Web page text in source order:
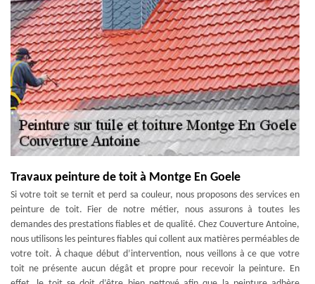
Travaux peinture de toit à Montge En Goele
Si votre toit se ternit et perd sa couleur, nous proposons des services en
peinture de toit. Fier de notre métier, nous assurons à toutes les
demandes des prestations fiables et de qualité. Chez Couverture Antoine,
nous utilisons les peintures fiables qui collent aux matières perméables de
votre toit. À chaque début d’intervention, nous veillons à ce que votre
toit ne présente aucun dégât et propre pour recevoir la peinture. En